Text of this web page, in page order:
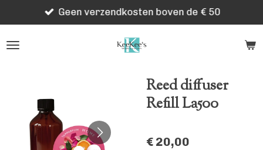
direct
naar
Geen verzendkosten boven de € 50
Reed diffuser
Refill La500
€ 20,00